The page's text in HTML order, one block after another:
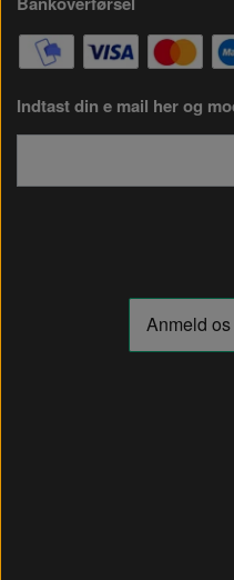
Indtast din e mail her og